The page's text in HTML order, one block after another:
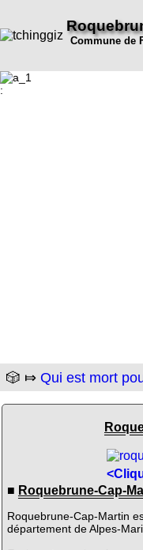
Commune de
:
🎲 ⤇ Qui est mort
■ Roquebrune-Cap-
Roquebrune-Cap-Martin
département de Alpes-